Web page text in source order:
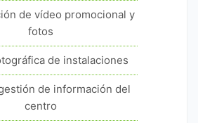
de vídeo promocional y
fotos
de instalaciones
de información del
centro